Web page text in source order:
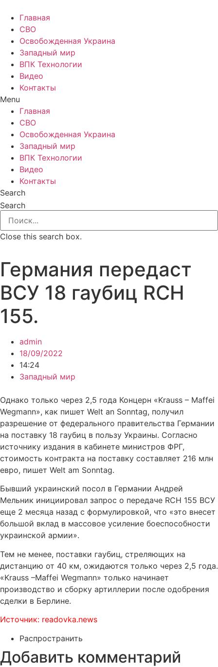
Главная
СВО
Освобожденная Украина
Западный мир
ВПК Технологии
Видео
Контакты
Menu
Главная
СВО
Освобожденная Украина
Западный мир
ВПК Технологии
Видео
Контакты
Search
Search
Close this search box.
Германия передаст
ВСУ 18 гаубиц RCH
155.
admin
18/09/2022
14:24
Западный мир
Однако только через 2,5 года Концерн «Krauss – Maffei
Wegmann», как пишет Welt an Sonntag, получил
разрешение от федерального правительства Германии
на поставку 18 гаубиц в пользу Украины. Согласно
источнику издания в кабинете министров ФРГ,
стоимость контракта на поставку составляет 216 млн
евро, пишет Welt am Sonntag.
Бывший украинский посол в Германии Андрей
Мельник инициировал запрос о передаче RCH 155 ВСУ
еще 2 месяца назад с формулировкой, что «это внесет
большой вклад в массовое усиление боеспособности
украинской армии».
Тем не менее, поставки гаубиц, стреляющих на
дистанцию от 40 км, ожидаются только через 2,5 года.
«Krauss –Maffei Wegmann» только начинает
производство и сборку артиллерии после одобрения
сделки в Берлине.
Источник: readovka.news
Распространить
Добавить комментарий